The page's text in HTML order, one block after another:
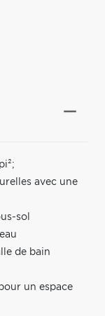
avec une
sol
de bain
un espace